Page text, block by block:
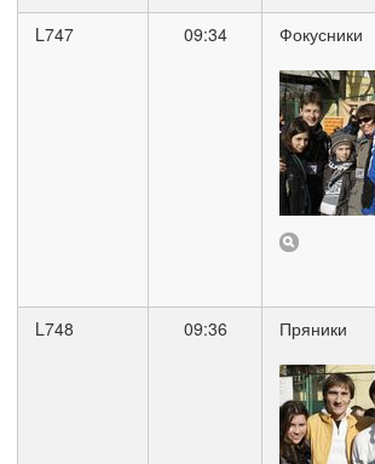
L747 09:34 Фокусники
L748 09:36 Пряники